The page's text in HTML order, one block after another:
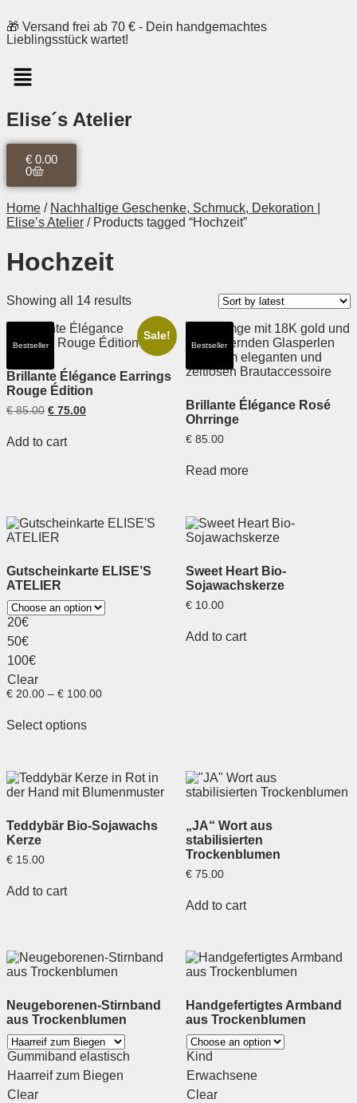
🎁 Versand frei ab 70 € - Dein handgemachtes
Lieblingsstück wartet!
Elise´s Atelier
€ 0.00
0
Home / Nachhaltige Geschenke, Schmuck, Dekoration |
Elise’s Atelier / Products tagged “Hochzeit”
Hochzeit
Showing all 14 results
Sale!
Bestseller
Brillante Élégance Earrings
Rouge Édition
€85.00 € 75.00
Add to cart
Bestseller
Brillante Élégance Rosé
Ohrringe
€85.00
Read more
Gutscheinkarte ELISE’S
ATELIER
20€
50€
100€
Clear
€ 20.00 – € 100.00
Select options
Sweet Heart Bio-
Sojawachskerze
€10.00
Add to cart
Teddybär Bio-Sojawachs
Kerze
€ 15.00
Add to cart
„JA“ Wort aus
stabilisierten
Trockenblumen
€75.00
Add to cart
Neugeborenen-Stirnband
aus Trockenblumen
Gummiband elastisch
Haarreif zum Biegen
Clear
Handgefertigtes Armband
aus Trockenblumen
Kind
Erwachsene
Clear